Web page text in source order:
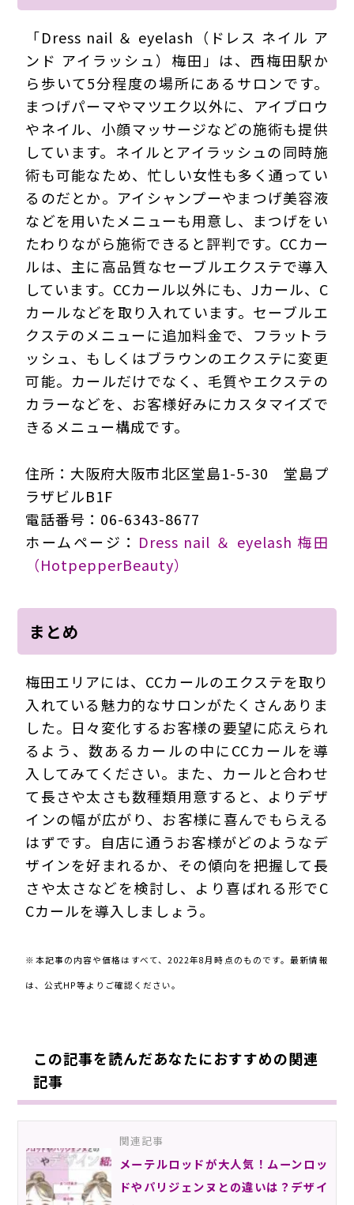
「Dress nail ＆ eyelash（ドレス ネイル ア
ンド アイラッシュ）梅田」は、西梅田駅か
ら歩いて5分程度の場所にあるサロンです。
まつげパーマやマツエク以外に、アイブロウ
やネイル、小顔マッサージなどの施術も提供
しています。ネイルとアイラッシュの同時施
術も可能なため、忙しい女性も多く通ってい
るのだとか。アイシャンプーやまつげ美容液
などを用いたメニューも用意し、まつげをい
たわりながら施術できると評判です。CCカー
ルは、主に高品質なセーブルエクステで導入
しています。CCカール以外にも、Jカール、C
カールなどを取り入れています。セーブルエ
クステのメニューに追加料金で、フラットラ
ッシュ、もしくはブラウンのエクステに変更
可能。カールだけでなく、毛質やエクステの
カラーなどを、お客様好みにカスタマイズで
きるメニュー構成です。
住所：大阪府大阪市北区堂島1-5-30 堂島プ
ラザビルB1F
電話番号：06-6343-8677
ホームページ： Dress nail ＆ eyelash 梅田
（HotpepperBeauty）
まとめ
梅田エリアには、CCカールのエクステを取り
入れている魅力的なサロンがたくさんありま
した。日々変化するお客様の要望に応えられ
るよう、数あるカールの中にCCカールを導
入してみてください。また、カールと合わせ
て長さや太さも数種類用意すると、よりデザ
インの幅が広がり、お客様に喜んでもらえる
はずです。自店に通うお客様がどのようなデ
ザインを好まれるか、その傾向を把握して長
さや太さなどを検討し、より喜ばれる形でC
Cカールを導入しましょう。
※本記事の内容や価格はすべて、2022年8月時点のものです。最新情報
は、公式HP等よりご確認ください。
この記事を読んだあなたにおすすめの関連
記事
関連記事
メーテルロッドが大人気！ムーンロッ
ドやパリジェンヌとの違いは？デザイ